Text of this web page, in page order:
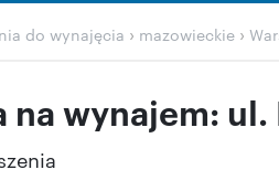
do wynajęcia › mazowieckie ›
na wynajem: